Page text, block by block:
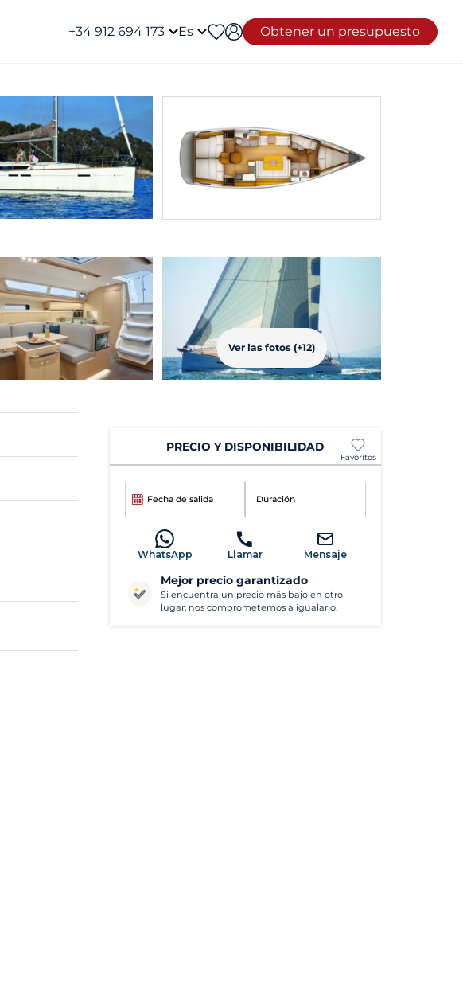
+34 912 694 173 Es Obtener un presupuesto
Ver las fotos (+12)
PRECIO Y DISPONIBILIDAD
Favoritos
Fecha de salida Duración
WhatsApp Llamar Mensaje
Mejor precio garantizado
Si encuentra un precio más bajo en otro
lugar, nos comprometemos a igualarlo.